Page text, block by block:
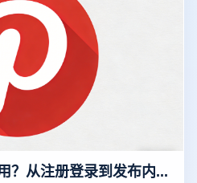
pinterest网页版怎么用？从注册登录到发布内容全流程指南